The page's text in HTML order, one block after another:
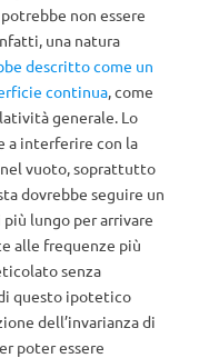
non essere
una natura
descritto come un
continua, come
generale. Lo
a interferire con la
vuoto, soprattutto
dovrebbe seguire un
lungo per arrivare
alle frequenze più
senza
questo ipotetico
dell’invarianza di
poter essere